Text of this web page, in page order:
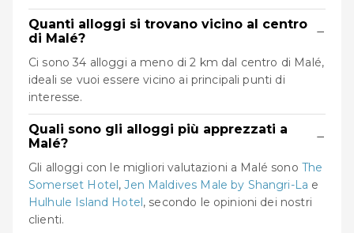
Quanti alloggi si trovano vicino al centro
di Malé?
−
Ci sono 34 alloggi a meno di 2 km dal centro di Malé,
ideali se vuoi essere vicino ai principali punti di
interesse.
Quali sono gli alloggi più apprezzati a
Malé?
−
Gli alloggi con le migliori valutazioni a Malé sono The
Somerset Hotel,Jen Maldives Male by Shangri-La e
Hulhule Island Hotel, secondo le opinioni dei nostri
clienti.